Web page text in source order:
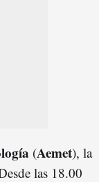
(Aemet), la
las 18.00